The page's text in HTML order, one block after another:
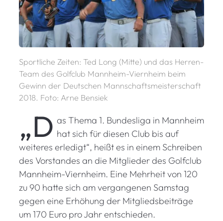
Sportliche Zeiten: Ted Long (Mitte) und das Herren-
Team des Golfclub Mannheim-Viernheim beim
Gewinn der Deutschen Mannschaftsmeisterschaft
2018. Foto: Arne Bensiek
„D as Thema 1. Bundesliga in Mannheim
hat sich für diesen Club bis auf
weiteres erledigt“, heißt es in einem Schreiben
des Vorstandes an die Mitglieder des Golfclub
Mannheim-Viernheim. Eine Mehrheit von 120
zu 90 hatte sich am vergangenen Samstag
gegen eine Erhöhung der Mitgliedsbeiträge
um 170 Euro pro Jahr entschieden.